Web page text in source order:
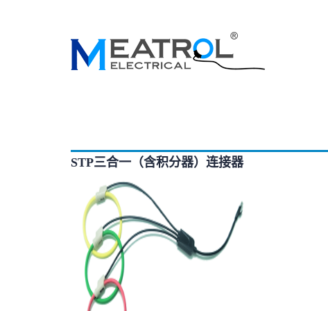
STP三合一（含积分器）连接器